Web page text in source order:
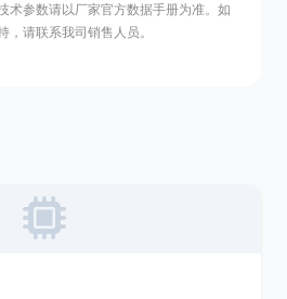
术参数请以厂家官方数据手册为准。如
，请联系我司销售人员。